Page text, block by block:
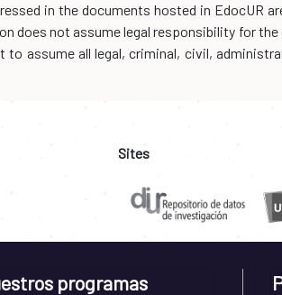
in the documents hosted in
does not assume legal responsibility for
assume all legal, criminal, civil,
Sites
programas